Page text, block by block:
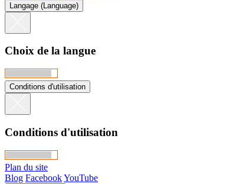
Langage (Language)
Choix de la langue
Conditions d'utilisation
Conditions d'utilisation
Plan du site
Blog FacebookYouTube